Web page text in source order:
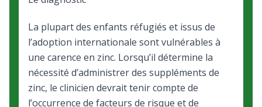
La plupart des enfants réfugiés et issus de
l’adoption internationale sont vulnérables à
une carence en zinc. Lorsqu’il détermine la
nécessité d’administrer des suppléments de
zinc, le clinicien devrait tenir compte de
l’occurrence de facteurs de risque et de